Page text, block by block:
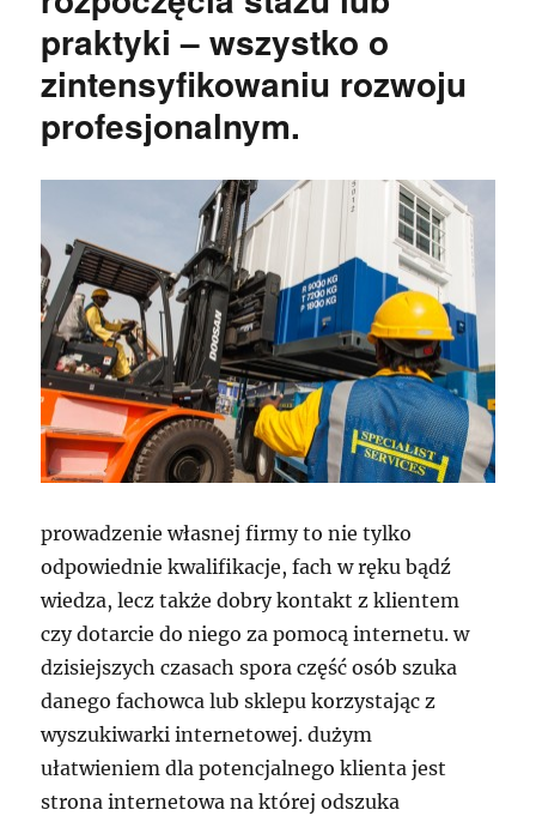
praktyki – wszystko o
zintensyfikowaniu rozwoju
profesjonalnym.
prowadzenie własnej firmy to nie tylko
odpowiednie kwalifikacje, fach w ręku bądź
wiedza, lecz także dobry kontakt z klientem
czy dotarcie do niego za pomocą internetu. w
dzisiejszych czasach spora część osób szuka
danego fachowca lub sklepu korzystając z
wyszukiwarki internetowej. dużym
ułatwieniem dla potencjalnego klienta jest
strona internetowa na której odszuka